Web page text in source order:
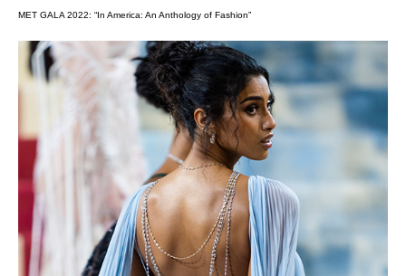
MET GALA 2022: “In America: An Anthology of Fashion”